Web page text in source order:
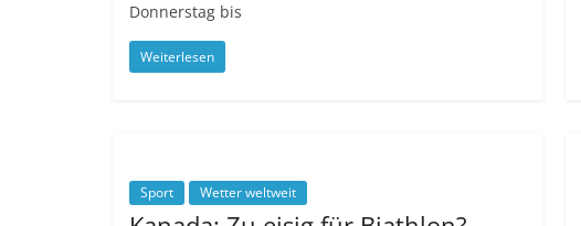
Donnerstag bis
Weiterlesen
Sport Wetter weltweit